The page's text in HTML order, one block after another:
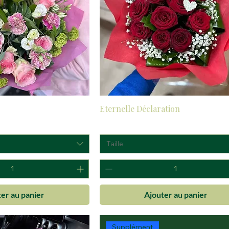
au panier
Eternelle Déclaration
Taille
Ajouter au panier
Supplément